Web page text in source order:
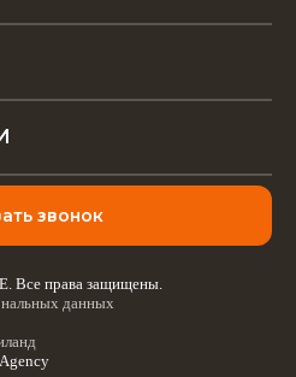
звонок
Все права защищены.
данных